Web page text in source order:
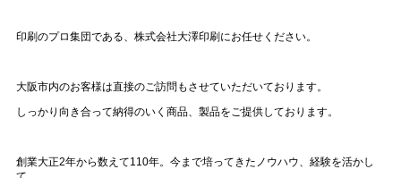
印刷のプロ集団である、株式会社大澤印刷にお任せください。
大阪市内のお客様は直接のご訪問もさせていただいております。
しっかり向き合って納得のいく商品、製品をご提供しております。
創業大正2年から数えて110年。今まで培ってきたノウハウ、経験を活かし